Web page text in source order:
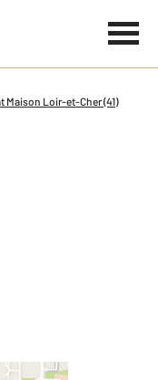
Maison Loir-et-Cher (41)